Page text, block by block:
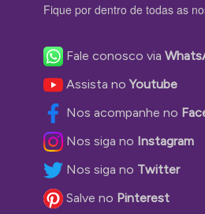
Fique por dentro de todas as
Fale conosco via
Assista noYoutube
Nos acompanhe no
Nos siga no Instagram
Nos siga no Twitter
Salve no Pinterest